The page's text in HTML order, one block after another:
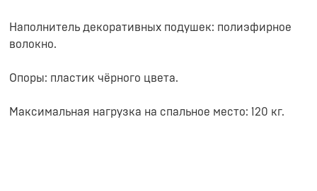
Наполнитель декоративных подушек: полиэфирное
волокно.
Опоры: пластик чёрного цвета.
Максимальная нагрузка на спальное место: 120 кг.